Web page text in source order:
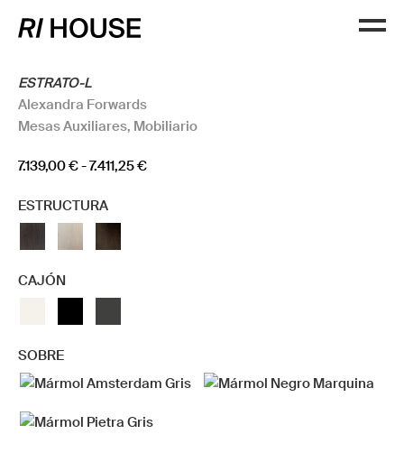
ESTRATO-L
Alexandra Forwards
Mesas Auxiliares, Mobiliario
7.139,00€-7.411,25€Rango
ESTRUCTURA
CAJÓN
SOBRE